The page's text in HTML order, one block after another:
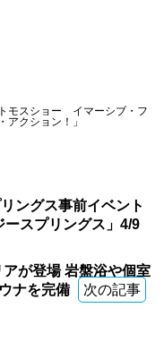
モスショー イマーシブ・フ
アクション！」
ングス事前イベント
ースプリングス」4/9
が登場 岩盤浴や個室
ナを完備
次の記事